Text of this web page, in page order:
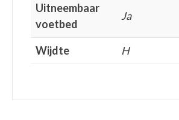
Uitneembaar
voetbed
Ja
Wijdte H